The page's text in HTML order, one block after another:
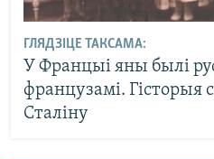
ГЛЯДЗІЦЕ ТАКСАМА:
У Францыі яны былі
французамі. Гісторыя
Сталіну